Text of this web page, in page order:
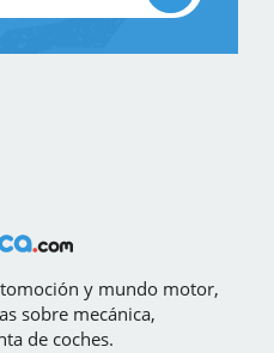
y mundo motor,
sobre mecánica,
de coches.